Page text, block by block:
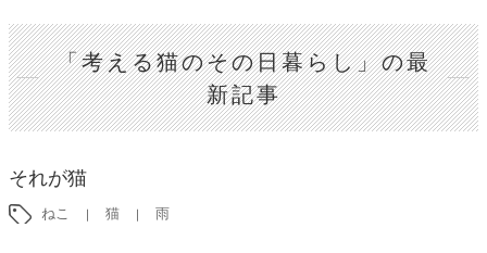
「考える猫のその日暮らし」の最
新記事
それが猫
ねこ 猫 雨